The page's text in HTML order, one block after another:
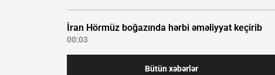
İran Hörmüz boğazında hərbi əməliyyat keçirib
00:03
Bütün xəbərlər